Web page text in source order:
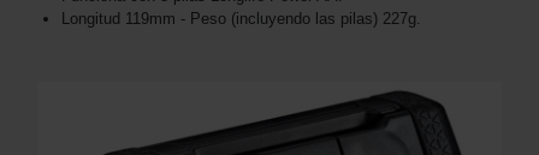
Longitud 119mm - Peso (incluyendo las pilas) 227g.